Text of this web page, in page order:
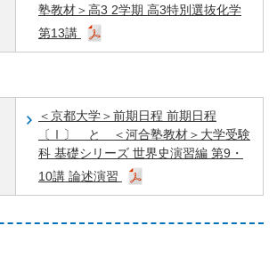
塾教材＞高3 2学期 高3特別選抜化学
第13講
＜京都大学＞前期日程 前期日程
〔Ⅰ〕 と ＜河合塾教材＞大学受験
科 基礎シリーズ 世界史演習編 第9・
10講 論述演習